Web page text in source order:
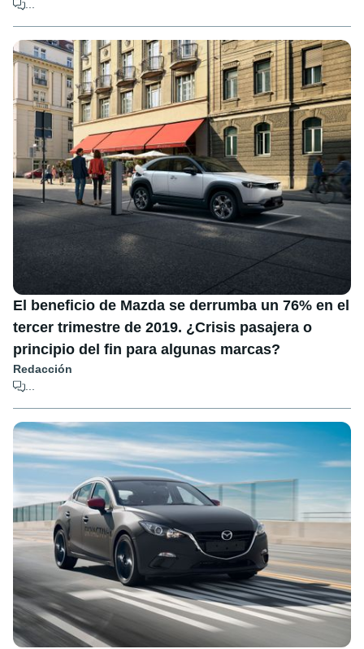
...
El beneficio de Mazda se derrumba un 76% en el
tercer trimestre de 2019. ¿Crisis pasajera o
principio del fin para algunas marcas?
Redacción